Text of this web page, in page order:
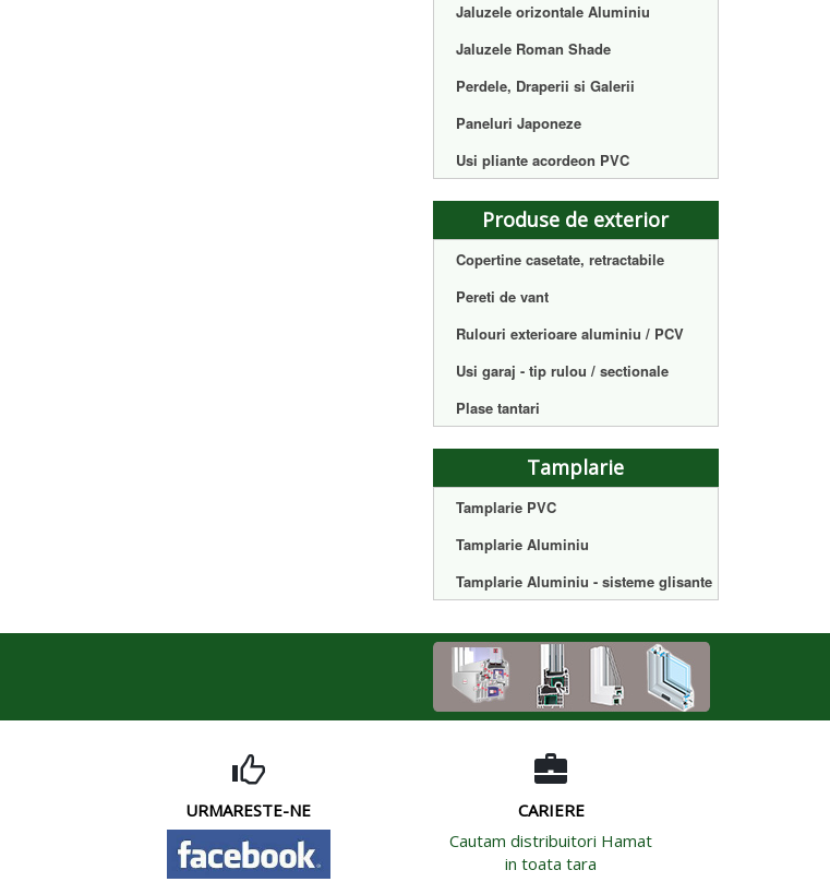
Jaluzele orizontale Aluminiu
Jaluzele Roman Shade
Perdele, Draperii si Galerii
Paneluri Japoneze
Usi pliante acordeon PVC
Produse de exterior
Copertine casetate, retractabile
Pereti de vant
Rulouri exterioare aluminiu / PCV
Usi garaj - tip rulou / sectionale
Plase tantari
Tamplarie
Tamplarie PVC
Tamplarie Aluminiu
Tamplarie Aluminiu - sisteme glisante
URMARESTE-NE
CARIERE
Cautam distribuitori Hamat
in toata tara